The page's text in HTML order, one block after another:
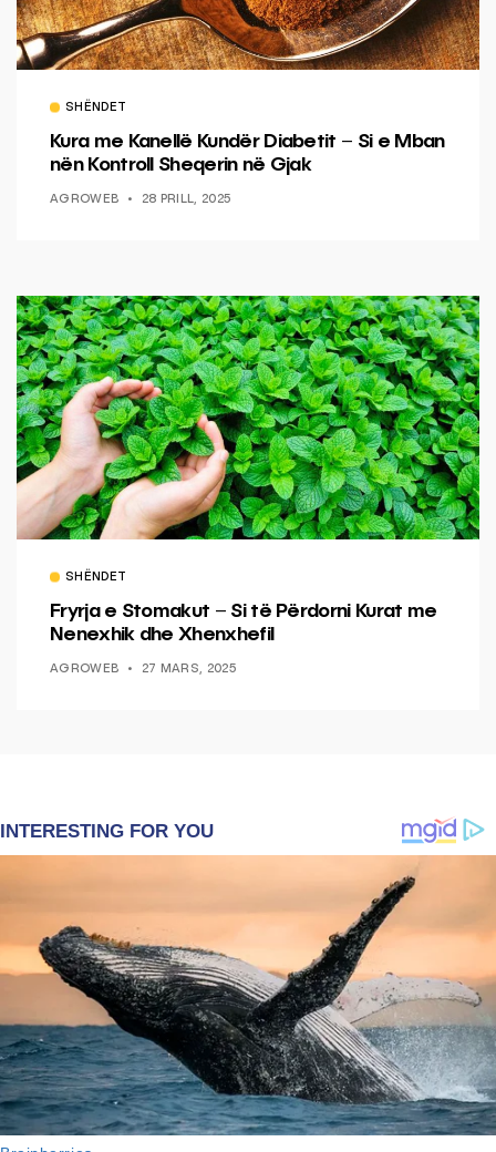
SHËNDET
Kura me Kanellë Kundër Diabetit – Si e Mban
nën Kontroll Sheqerin në Gjak
AGROWEB 28 PRILL, 2025
SHËNDET
Fryrja e Stomakut – Si të Përdorni Kurat me
Nenexhik dhe Xhenxhefil
AGROWEB 27 MARS, 2025